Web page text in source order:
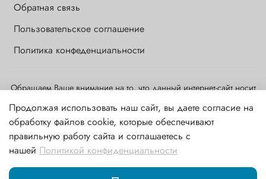
В корзину
Обратная связь
Пользовательское соглашение
Политика конфеденциальности
Обращаем Ваше внимание на то, что данный интернет-сайт носит
ни при каких условиях информационные материалы и цены,
размещенные на сайте, не являются публичной офертой,
определяемой положениями ст. 437 ГК РФ
Продолжая использовать наш сайт, вы даете согласие на
обработку файлов cookie, которые обеспечивают
правильную работу сайта и соглашаетесь с
нашей Политикой конфиденциальности